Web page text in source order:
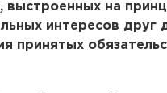
на
интересов друг
принятых